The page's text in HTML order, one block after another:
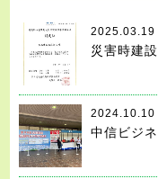
2025.03.19
災害時建
2024.10.10
中信ビジ